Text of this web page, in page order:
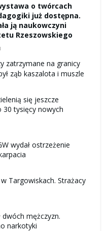
o twórcach
już dostępna.
ją naukowczyni
Rzeszowskiego
zatrzymane na granicy
ząb kaszalota i muszle
się jeszcze
30 tysięcy nowych
wydał ostrzeżenie
Targowiskach. Strażacy
mężczyzn.
narkotyki